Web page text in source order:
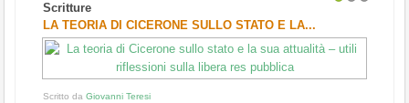
Scritture
LA TEORIA DI CICERONE SULLO STATO E LA...
Scritto da Giovanni Teresi